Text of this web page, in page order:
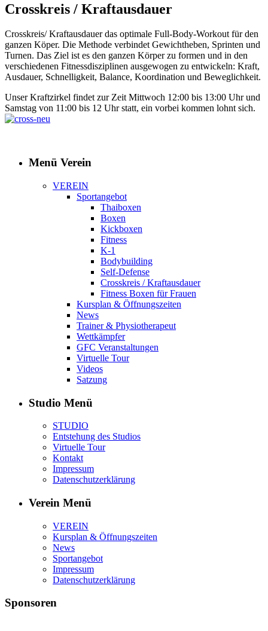
Crosskreis / Kraftausdauer
Crosskreis/ Kraftausdauer das optimale Full-Body-Workout für den
ganzen Köper. Die Methode verbindet Gewichtheben, Sprinten und
Turnen. Das Ziel ist es den ganzen Körper zu formen und in den
verschiedenen Fitnessdisziplinen ausgewogen zu entwickeln: Kraft,
Ausdauer, Schnelligkeit, Balance, Koordination und Beweglichkeit.
Unser Kraftzirkel findet zur Zeit Mittwoch 12:00 bis 13:00 Uhr und
Samstag von 11:00 bis 12 Uhr statt, ein vorbei kommen lohnt sich.
Menü Verein
VEREIN
Sportangebot
Thaiboxen
Boxen
Kickboxen
Fitness
K-1
Bodybuilding
Self-Defense
Crosskreis / Kraftausdauer
Fitness Boxen für Frauen
Kursplan & Öffnungszeiten
News
Trainer & Physiotherapeut
Wettkämpfer
GFC Veranstaltungen
Virtuelle Tour
Videos
Satzung
Studio Menü
STUDIO
Entstehung des Studios
Virtuelle Tour
Kontakt
Impressum
Datenschutzerklärung
Verein Menü
VEREIN
Kursplan & Öffnungszeiten
News
Sportangebot
Impressum
Datenschutzerklärung
Sponsoren